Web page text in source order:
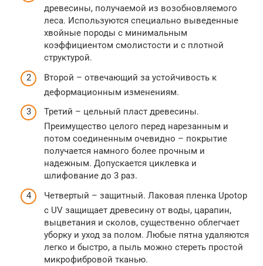
древесины, получаемой из возобновляемого
леса. Используются специально выведенные
хвойные породы с минимальным
коэффициентом смолистости и с плотной
структурой.
Второй – отвечающий за устойчивость к
деформационным изменениям.
Третий – цельный пласт древесины.
Преимущество целого перед нарезанным и
потом соединенным очевидно – покрытие
получается намного более прочным и
надежным. Допускается циклевка и
шлифование до 3 раз.
Четвертый – защитный. Лаковая пленка Upotop
с UV защищает древесину от воды, царапин,
выцветания и сколов, существенно облегчает
уборку и уход за полом. Любые пятна удаляются
легко и быстро, а пыль можно стереть простой
микрофибровой тканью.